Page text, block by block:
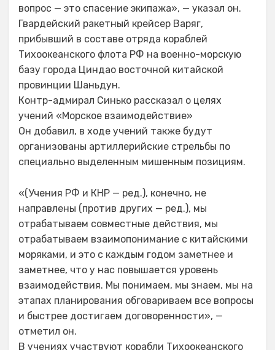
вопрос — это спасение экипажа», — указал он.
Гвардейский ракетный крейсер Варяг,
прибывший в составе отряда кораблей
Тихоокеанского флота РФ на военно-морскую
базу города Циндао восточной китайской
провинции Шаньдун.
Контр-адмирал Синько рассказал о целях
учений «Морское взаимодействие»
Он добавил, в ходе учений также будут
организованы артиллерийские стрельбы по
специально выделенным мишенным позициям.
«(Учения РФ и КНР — ред.), конечно, не
направлены (против других — ред.), мы
отрабатываем совместные действия, мы
отрабатываем взаимопонимание с китайскими
моряками, и это с каждым годом заметнее и
заметнее, что у нас повышается уровень
взаимодействия. Мы понимаем, мы знаем, мы на
этапах планирования обговариваем все вопросы
и быстрее достигаем договоренности», —
отметил он.
В учениях участвуют корабли Тихоокеанского